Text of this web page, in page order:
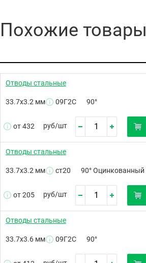
Похожие товары
Отводы стальные
33.7х3.2 мм 09Г2С 90°
от 432 руб/шт
Отводы стальные
33.7х3.2 мм ст20 90° Оцинкованный
от 205 руб/шт
Отводы стальные
33.7х3.6 мм 09Г2С 90°